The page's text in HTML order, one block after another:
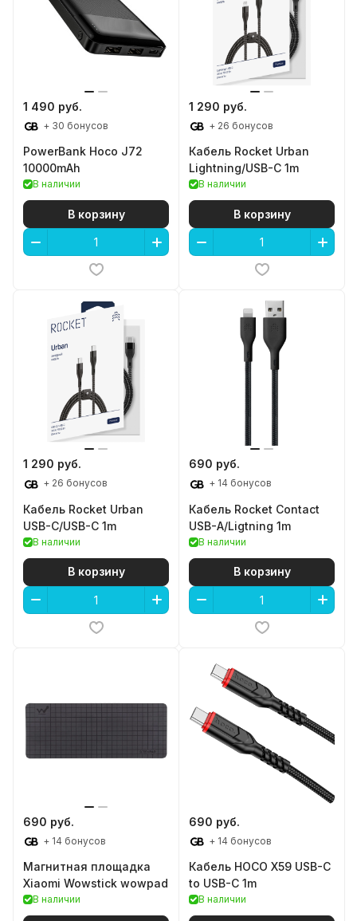
1 490 руб.
+ 30 бонусов
PowerBank Hoco J72
10000mAh
В наличии
В корзину
1 290 руб.
+ 26 бонусов
Кабель Rocket Urban
Lightning/USB-C 1m
В наличии
В корзину
1 290 руб.
+ 26 бонусов
Кабель Rocket Urban
USB-C/USB-C 1m
В наличии
В корзину
690 руб.
+ 14 бонусов
Кабель Rocket Contact
USB-A/Ligtning 1m
В наличии
В корзину
690 руб.
+ 14 бонусов
Магнитная площадка
Xiaomi Wowstick wowpad
В наличии
690 руб.
+ 14 бонусов
Кабель HOCO X59 USB-C
to USB-C 1m
В наличии